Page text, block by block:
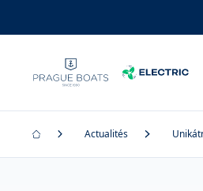
Actualités